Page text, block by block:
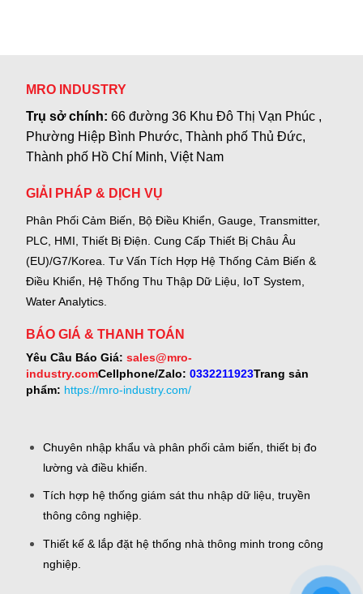
MRO INDUSTRY
Trụ sở chính:66 đường 36 Khu Đô Thị Vạn Phúc ,
Phường Hiệp Bình Phước, Thành phố Thủ Đức,
Thành phố Hồ Chí Minh, Việt Nam
GIẢI PHÁP & DỊCH VỤ
Phân Phối Cảm Biến, Bộ Điều Khiển, Gauge, Transmitter,
PLC, HMI, Thiết Bị Điện. Cung Cấp Thiết Bị Châu Âu
(EU)/G7/Korea. Tư Vấn Tích Hợp Hệ Thống Cảm Biến &
Điều Khiển, Hệ Thống Thu Thập Dữ Liệu, IoT System,
Water Analytics.
BÁO GIÁ & THANH TOÁN
Yêu Cầu Báo Giá: sales@mro-
industry.comCellphone/Zalo: 0332211923Trang sản
phẩm: https://mro-industry.com/
Chuyên nhập khẩu và phân phối cảm biến, thiết bị đo
lường và điều khiển.
Tích hợp hệ thống giám sát thu nhập dữ liệu, truyền
thông công nghiệp.
Thiết kế & lắp đặt hệ thống nhà thông minh trong công
nghiệp.